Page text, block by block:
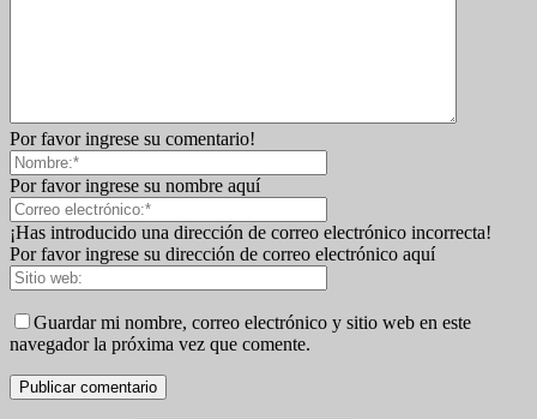
Por favor ingrese su comentario!
Por favor ingrese su nombre aquí
¡Has introducido una dirección de correo electrónico incorrecta!
Por favor ingrese su dirección de correo electrónico aquí
Guardar mi nombre, correo electrónico y sitio web en este
navegador la próxima vez que comente.